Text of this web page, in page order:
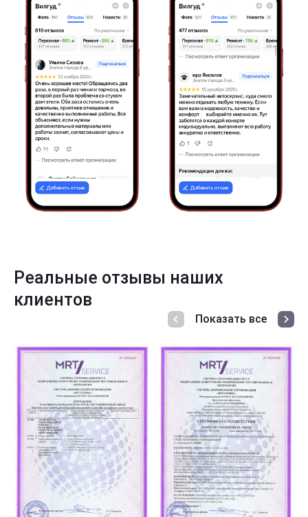
Реальные отзывы наших
клиентов
Показать все